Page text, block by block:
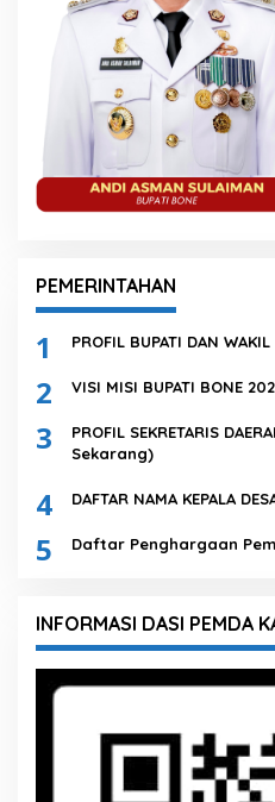
PEMERINTAHAN
1 PROFIL BUPATI DAN
2 VISI MISI BUPATI BONE
3
PROFIL SEKRETARIS
Sekarang)
4 DAFTAR NAMA KEPALA
5 Daftar Penghargaan
INFORMASI DASI PEMDA